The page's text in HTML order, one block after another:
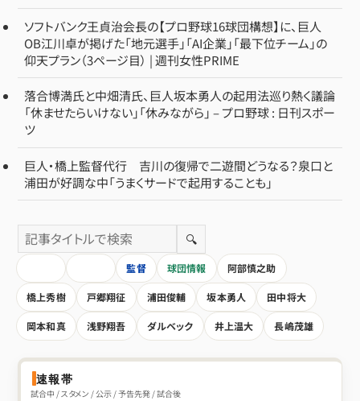
ソフトバンク王貞治会長の【プロ野球16球団構想】に、巨人
OB江川卓が掲げた「地元選手」「AI企業」「最下位チーム」の
仰天プラン（3ページ目） | 週刊女性PRIME
落合博満氏と中畑清氏、巨人坂本勇人の起用法巡り熱く議論
「休ませたらいけない」「休みながら」 – プロ野球 : 日刊スポー
ツ
巨人・橋上監督代行 吉川の復帰で二遊間どうなる？泉口と
浦田が好調な中「うまくサードで起用することも」
🔍
監督 球団情報 阿部慎之助
橋上秀樹 戸郷翔征 浦田俊輔 坂本勇人 田中将大
岡本和真 浅野翔吾 ダルベック 井上温大 長嶋茂雄
速報帯
試合中 / スタメン / 公示 / 予告先発 / 試合後